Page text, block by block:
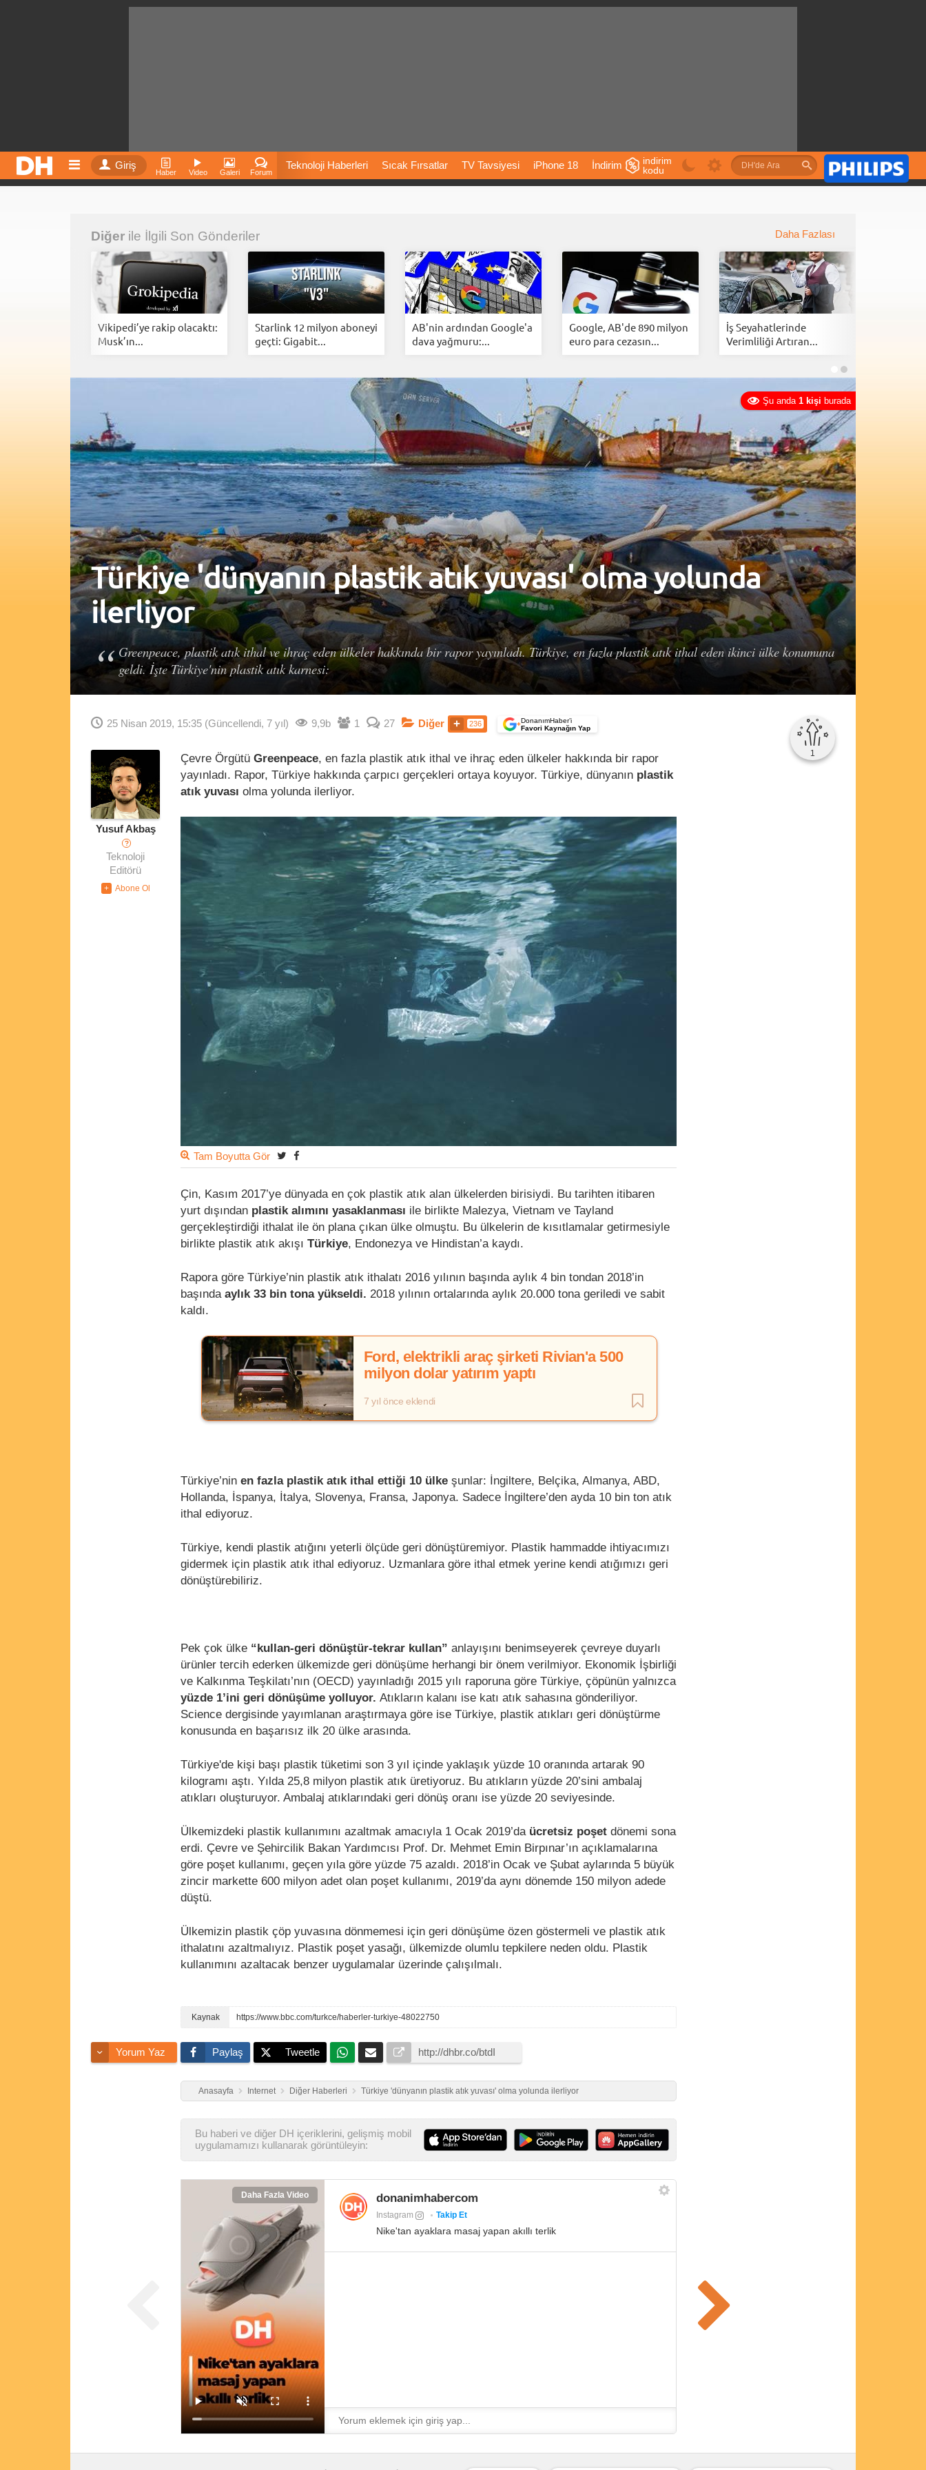
Giriş
Haber Video Galeri Forum
Teknoloji Haberleri Sıcak Fırsatlar TV Tavsiyesi iPhone 18 İndirim
İnstagram Dondurma İnstagram Çöktü Mü
indirim
kodu
Diğer ile İlgili Son Gönderiler Daha Fazlası
Vikipedi’ye rakip olacaktı:
Musk’ın...
Starlink 12 milyon aboneyi
geçti: Gigabit...
AB'nin ardından Google'a
dava yağmuru:...
Google, AB'de 890 milyon
euro para cezasın...
İş Seyahatlerinde
Verimliliği Artıran...
Şu anda 1 kişi burada
Türkiye 'dünyanın plastik atık yuvası' olma yolunda
ilerliyor
Greenpeace, plastik atık ithal ve ihraç eden ülkeler hakkında bir rapor yayınladı. Türkiye, en fazla plastik atık ithal eden ikinci ülke konumuna
geldi. İşte Türkiye'nin plastik atık karnesi:
25 Nisan 2019, 15:35 (Güncellendi, 7 yıl) 9,9b 1 27 Diğer 236 +DonanımHaber’i
Favori Kaynağın Yap
1
Yusuf Akbaş
?
Teknoloji
Editörü
Çevre Örgütü Greenpeace, en fazla plastik atık ithal ve ihraç eden ülkeler hakkında bir rapor
yayınladı. Rapor, Türkiye hakkında çarpıcı gerçekleri ortaya koyuyor. Türkiye, dünyanın plastik
atık yuvası olma yolunda ilerliyor.
Tam Boyutta Gör
Çin, Kasım 2017’ye dünyada en çok plastik atık alan ülkelerden birisiydi. Bu tarihten itibaren
yurt dışından plastik alımını yasaklanması ile birlikte Malezya, Vietnam ve Tayland
gerçekleştirdiği ithalat ile ön plana çıkan ülke olmuştu. Bu ülkelerin de kısıtlamalar getirmesiyle
birlikte plastik atık akışı Türkiye, Endonezya ve Hindistan’a kaydı.
Rapora göre Türkiye’nin plastik atık ithalatı 2016 yılının başında aylık 4 bin tondan 2018’in
başında aylık 33 bin tona yükseldi. 2018 yılının ortalarında aylık 20.000 tona geriledi ve sabit
kaldı.
Ford, elektrikli araç şirketi Rivian'a 500
milyon dolar yatırım yaptı
7 yıl önce eklendi
Türkiye’nin en fazla plastik atık ithal ettiği 10 ülke şunlar: İngiltere, Belçika, Almanya, ABD,
Hollanda, İspanya, İtalya, Slovenya, Fransa, Japonya. Sadece İngiltere’den ayda 10 bin ton atık
ithal ediyoruz.
Türkiye, kendi plastik atığını yeterli ölçüde geri dönüştüremiyor. Plastik hammadde ihtiyacımızı
gidermek için plastik atık ithal ediyoruz. Uzmanlara göre ithal etmek yerine kendi atığımızı geri
dönüştürebiliriz.
Pek çok ülke “kullan-geri dönüştür-tekrar kullan” anlayışını benimseyerek çevreye duyarlı
ürünler tercih ederken ülkemizde geri dönüşüme herhangi bir önem verilmiyor. Ekonomik İşbirliği
ve Kalkınma Teşkilatı’nın (OECD) yayınladığı 2015 yılı raporuna göre Türkiye, çöpünün yalnızca
yüzde 1’ini geri dönüşüme yolluyor. Atıkların kalanı ise katı atık sahasına gönderiliyor.
Science dergisinde yayımlanan araştırmaya göre ise Türkiye, plastik atıkları geri dönüştürme
konusunda en başarısız ilk 20 ülke arasında.
Türkiye'de kişi başı plastik tüketimi son 3 yıl içinde yaklaşık yüzde 10 oranında artarak 90
kilogramı aştı. Yılda 25,8 milyon plastik atık üretiyoruz. Bu atıkların yüzde 20’sini ambalaj
atıkları oluşturuyor. Ambalaj atıklarındaki geri dönüş oranı ise yüzde 20 seviyesinde.
Ülkemizdeki plastik kullanımını azaltmak amacıyla 1 Ocak 2019’da ücretsiz poşet dönemi sona
erdi. Çevre ve Şehircilik Bakan Yardımcısı Prof. Dr. Mehmet Emin Birpınar’ın açıklamalarına
göre poşet kullanımı, geçen yıla göre yüzde 75 azaldı. 2018’in Ocak ve Şubat aylarında 5 büyük
zincir markette 600 milyon adet olan poşet kullanımı, 2019’da aynı dönemde 150 milyon adede
düştü.
Ülkemizin plastik çöp yuvasına dönmemesi için geri dönüşüme özen göstermeli ve plastik atık
ithalatını azaltmalıyız. Plastik poşet yasağı, ülkemizde olumlu tepkilere neden oldu. Plastik
kullanımını azaltacak benzer uygulamalar üzerinde çalışılmalı.
https://www.bbc.com/turkce/haberler-turkiye-48022750
Yorum Yaz Paylaş Tweetle
Anasayfa Internet Diğer Haberleri Türkiye 'dünyanın plastik atık yuvası' olma yolunda ilerliyor
Bu haberi ve diğer DH içeriklerini, gelişmiş mobil
uygulamamızı kullanarak görüntüleyin:
Daha Fazla Video donanimhabercom
Instagram Takip Et
Nike'tan ayaklara masaj yapan akıllı terlik